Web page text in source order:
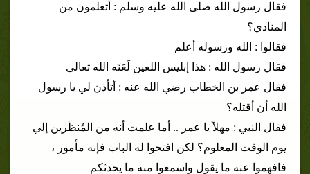
فقال رسول الله صلى الله عليه وسلم : أتعلمون من
المنادي؟
فقالوا : الله ورسوله أعلم
فقال رسول الله : هذا إبليس اللعين لَعَنَه الله تعالى
فقال عمر بن الخطاب رضي الله عنه : أتأذن لي يا رسول
الله أن أقتله؟
فقال النبي : مهلاً يا عمر .. أما علمت أنه من المُنظَرين إلي
يوم الوقت المعلوم؟ لكن افتحوا له الباب فإنه مأمور ،
فافهموا عنه ما يقول واسمعوا منه ما يحدثكم